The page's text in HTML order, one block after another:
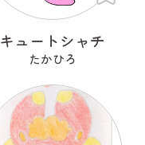
キュートシャチ
たかひろ